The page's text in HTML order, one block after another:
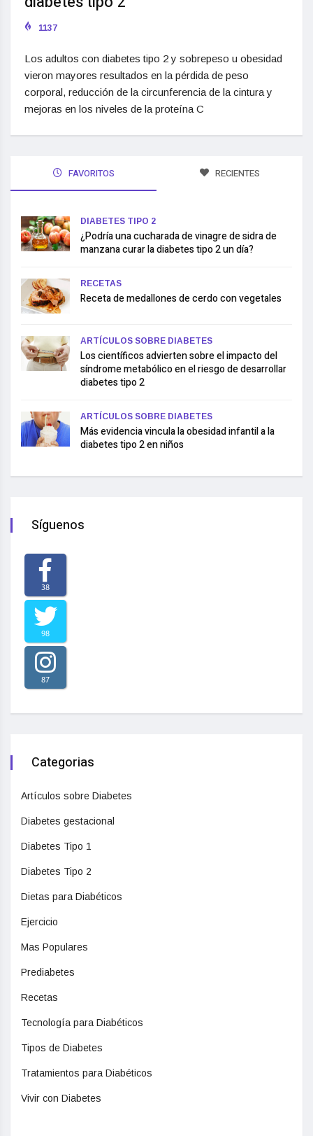
1137
Los adultos con diabetes tipo 2 y sobrepeso u obesidad
vieron mayores resultados en la pérdida de peso
corporal, reducción de la circunferencia de la cintura y
mejoras en los niveles de la proteína C
FAVORITOS RECIENTES
DIABETES TIPO 2
¿Podría una cucharada de vinagre de sidra de
manzana curar la diabetes tipo 2 un día?
RECETAS
Receta de medallones de cerdo con vegetales
ARTÍCULOS SOBRE DIABETES
Los científicos advierten sobre el impacto del
síndrome metabólico en el riesgo de desarrollar
diabetes tipo 2
ARTÍCULOS SOBRE DIABETES
Más evidencia vincula la obesidad infantil a la
diabetes tipo 2 en niños
Síguenos
38
98
87
Categorias
Artículos sobre Diabetes
Diabetes gestacional
Diabetes Tipo 1
Diabetes Tipo 2
Dietas para Diabéticos
Ejercicio
Mas Populares
Prediabetes
Recetas
Tecnología para Diabéticos
Tipos de Diabetes
Tratamientos para Diabéticos
Vivir con Diabetes